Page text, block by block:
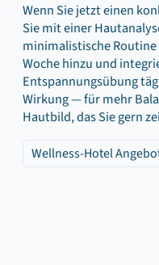
Wenn Sie jetzt einen
Sie mit einer
minimalistische Routine
Woche hinzu und
Entspannungsübung
Wirkung — für mehr
Hautbild, das Sie gern
Wellness-Hotel